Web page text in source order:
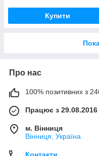
Купити
Про нас
100% позитивних з
Працює з 29.08.2016
м. Вінниця
Вінниця, Україна